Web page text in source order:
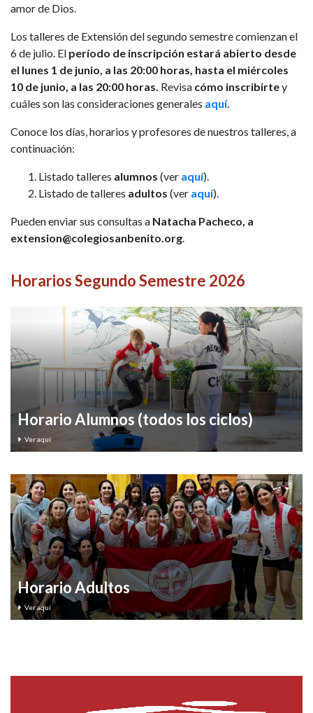
amor de Dios.
Los talleres de Extensión del segundo semestre comienzan el
6 de julio. El período de inscripción estará abierto desde
el lunes 1 de junio, a las 20:00 horas, hasta el miércoles
10 de junio, a las 20:00 horas. Revisa cómo inscribirtey
cuáles son las consideraciones generales aquí.
Conoce los días, horarios y profesores de nuestros talleres, a
continuación:
Listado talleres alumnos (ver aquí).
Listado de talleres adultos (ver aquí).
Pueden enviar sus consultas a Natacha Pacheco, a
extension@colegiosanbenito.org.
Horarios Segundo Semestre 2026
Horario Alumnos (todos los ciclos)
Ver aquí
Horario Adultos
Ver aquí